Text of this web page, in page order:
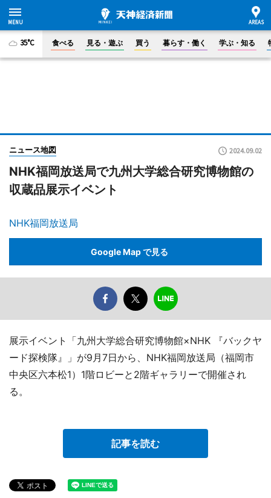
35°C 食べる 見る・遊ぶ 買う 暮らす・働く 学ぶ・知る
ニュース地図 2024.09.02
NHK福岡放送局で九州大学総合研究博物館の
収蔵品展示イベント
NHK福岡放送局
Google Map で見る
展示イベント「九州大学総合研究博物館×NHK 『バックヤ
ード探検隊』」が9月7日から、NHK福岡放送局（福岡市
中央区六本松1）1階ロビーと2階ギャラリーで開催され
る。
記事を読む